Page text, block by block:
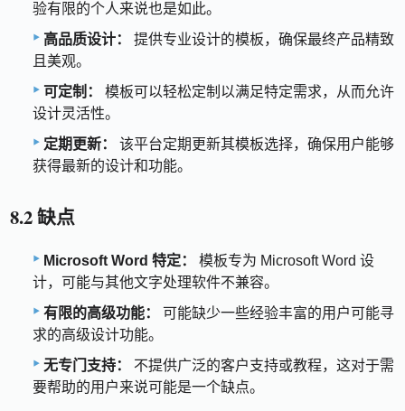
验有限的个人来说也是如此。
高品质设计：
提供专业设计的模板，确保最终产品精致
且美观。
可定制：
模板可以轻松定制以满足特定需求，从而允许
设计灵活性。
定期更新：
该平台定期更新其模板选择，确保用户能够
获得最新的设计和功能。
8.2 缺点
Microsoft Word 特定：
模板专为 Microsoft Word 设
计，可能与其他文字处理软件不兼容。
有限的高级功能：
可能缺少一些经验丰富的用户可能寻
求的高级设计功能。
无专门支持：
不提供广泛的客户支持或教程，这对于需
要帮助的用户来说可能是一个缺点。